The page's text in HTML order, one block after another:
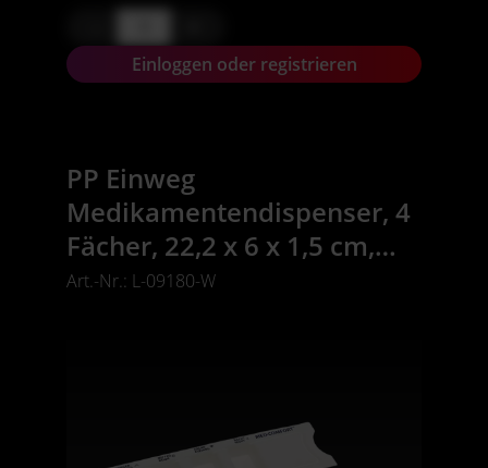
Einloggen oder registrieren
PP Einweg
Medikamentendispenser, 4
Fächer, 22,2 x 6 x 1,5 cm,
weiß, Med-Comfort
Art.-Nr.: L-09180-W